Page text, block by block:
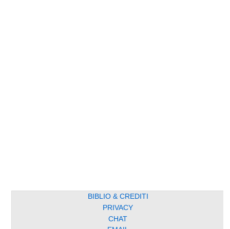
BIBLIO & CREDITI
PRIVACY
CHAT